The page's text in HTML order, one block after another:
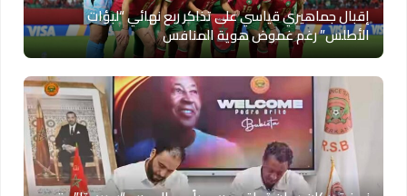
إقبال جماهيري قياسي على تذاكر ربع نهائي “لبؤات
الأطلس” رغم غموض هوية المنافس